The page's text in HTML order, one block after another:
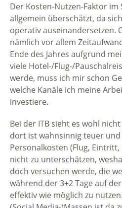
Der Kosten-Nutzen-Faktor im
allgemein überschätzt, da
operativ auseinandersetzen.
nämlich vor allem
Ende des Jahres aufgrund
viele Hotel-/Flug-/
werde, muss ich mir schon
welche Kanäle ich meine
investiere.
Bei der ITB sieht es wohl
dort ist wahnsinnig teuer
Personalkosten (Flug,
nicht zu unterschätzen,
doch versuchen werde, die
während der 3+2 Tage auf
effektiv wie möglich zu